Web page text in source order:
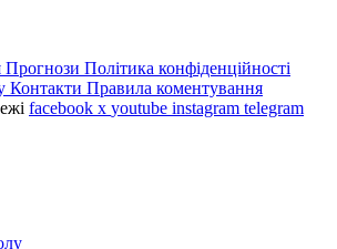
Прогнози Політика конфіденційності
Контакти Правила коментування
facebook x youtube instagram telegram